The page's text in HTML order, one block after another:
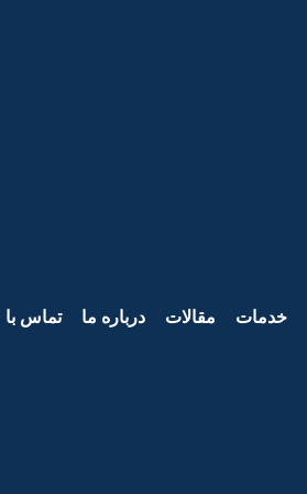
خدمات مقالات درباره ما تماس با